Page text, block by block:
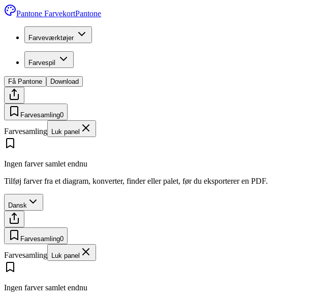
Pantone FarvekortPantone
Farveværktøjer
Farvespil
Få Pantone Download
Farvesamling0
Farvesamling Luk panel
Ingen farver samlet endnu
Tilføj farver fra et diagram, konverter, finder eller palet, før du eksporterer en PDF.
Dansk
Farvesamling0
Farvesamling Luk panel
Ingen farver samlet endnu